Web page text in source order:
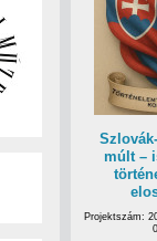
múlt –
Projektszám: